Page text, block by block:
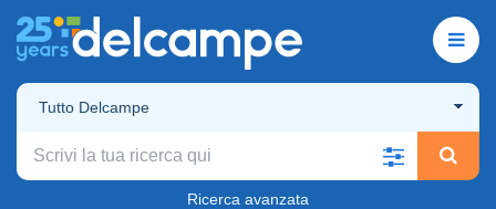
Tutto Delcampe
Ricerca avanzata